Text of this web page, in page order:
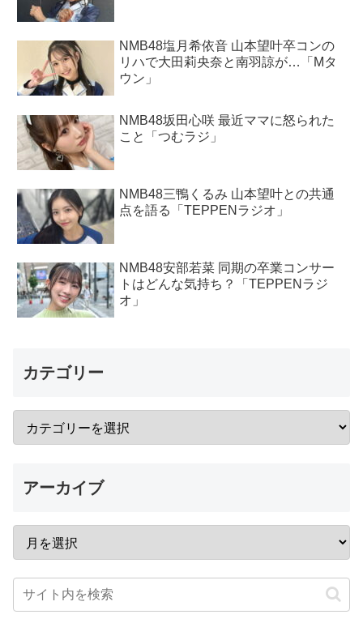
NMB48塩月希依音 山本望叶卒コンの
リハで大田莉央奈と南羽諒が…「Mタ
ウン」
NMB48坂田心咲 最近ママに怒られた
こと「つむラジ」
NMB48三鴨くるみ 山本望叶との共通
点を語る「TEPPENラジオ」
NMB48安部若菜 同期の卒業コンサー
トはどんな気持ち？「TEPPENラジ
オ」
カテゴリー
アーカイブ